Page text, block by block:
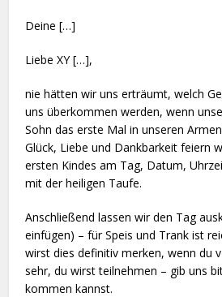
Deine […]
Liebe XY […],
nie hätten wir uns erträumt, welch
uns überkommen werden, wenn
Sohn das erste Mal in unseren
Glück, Liebe und Dankbarkeit feiern
ersten Kindes am Tag, Datum,
mit der heiligen Taufe.
Anschließend lassen wir den Tag
einfügen) – für Speis und Trank ist
wirst dies definitiv merken, wenn du
sehr, du wirst teilnehmen – gib uns
kommen kannst.